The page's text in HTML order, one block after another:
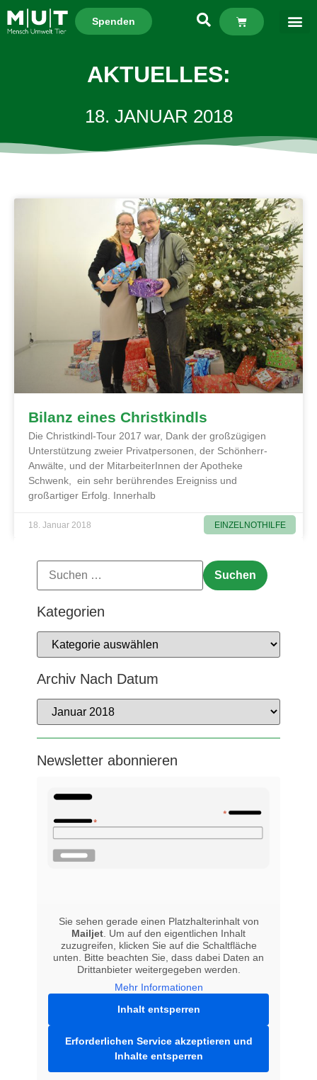
Spenden
AKTUELLES:
18. JANUAR 2018
EINZELNOTHILFE
Bilanz eines Christkindls
Die Christkindl-Tour 2017 war, Dank der großzügigen
Unterstützung zweier Privatpersonen, der Schönherr-
Anwälte, und der MitarbeiterInnen der Apotheke
Schwenk, ein sehr berührendes Ereigniss und
großartiger Erfolg. Innerhalb
18. Januar 2018
Kategorien
Archiv Nach Datum
Newsletter abonnieren
Sie sehen gerade einen Platzhalterinhalt von
Mailjet . Um auf den eigentlichen Inhalt
zuzugreifen, klicken Sie auf die Schaltfläche
unten. Bitte beachten Sie, dass dabei Daten an
Drittanbieter weitergegeben werden.
Mehr Informationen
Inhalt entsperren
Erforderlichen Service akzeptieren und
Inhalte entsperren